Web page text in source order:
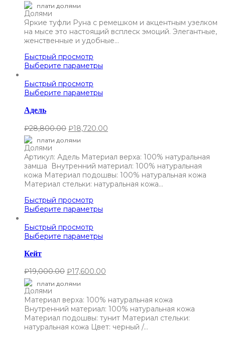
плати долями
Яркие туфли Руна с ремешком и акцентным узелком
на мысе это настоящий всплеск эмоций. Элегантные,
женственные и удобные…
Быстрый просмотр
Выберите параметры
Быстрый просмотр
Выберите параметры
Адель
₽28,800.00 ₽18,720.00
плати долями
Артикул: Адель Материал верха: 100% натуральная
замша Внутренний материал: 100% натуральная
кожа Материал подошвы: 100% натуральная кожа
Материал стельки: натуральная кожа…
Быстрый просмотр
Выберите параметры
Быстрый просмотр
Выберите параметры
Кейт
₽19,000.00 ₽17,600.00
плати долями
Материал верха: 100% натуральная кожа
Внутренний материал: 100% натуральная кожа
Материал подошвы: тунит Материал стельки:
натуральная кожа Цвет: черный /…